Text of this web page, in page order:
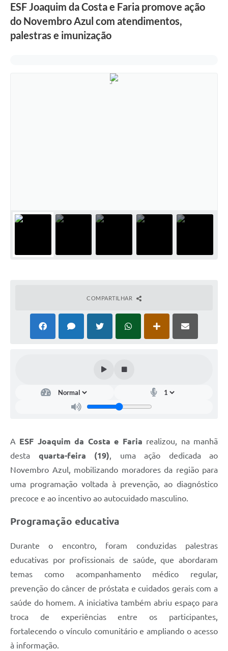
Nossa Cidade
Notícias
ESF Joaquim da Costa e Faria promove ação
do Novembro Azul com atendimentos,
palestras e imunização
COMPARTILHAR
A ESF Joaquim da Costa e Faria realizou, na manhã
desta quarta-feira (19) , uma ação dedicada ao
Novembro Azul, mobilizando moradores da região para
uma programação voltada à prevenção, ao diagnóstico
precoce e ao incentivo ao autocuidado masculino.
Programação educativa
Durante o encontro, foram conduzidas palestras
educativas por profissionais de saúde, que abordaram
temas como acompanhamento médico regular,
prevenção do câncer de próstata e cuidados gerais com a
saúde do homem. A iniciativa também abriu espaço para
troca de experiências entre os participantes,
fortalecendo o vínculo comunitário e ampliando o acesso
à informação.